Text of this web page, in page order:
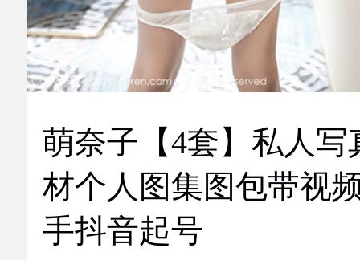
萌奈子【4套】私人写
材个人图集图包带视
手抖音起号